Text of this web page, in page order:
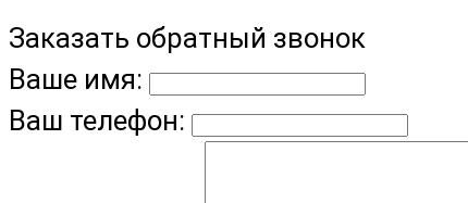
Заказать обратный звонок
Ваше имя:
Ваш телефон: